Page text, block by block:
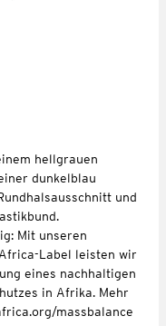
hellgrauen
dunkelblau
und
Mit unseren
Label leisten wir
eines nachhaltigen
in Afrika. Mehr
massbalance